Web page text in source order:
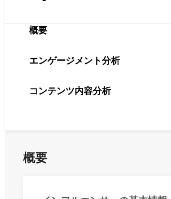
概要
エンゲージメント分析
コンテンツ内容分析
概要